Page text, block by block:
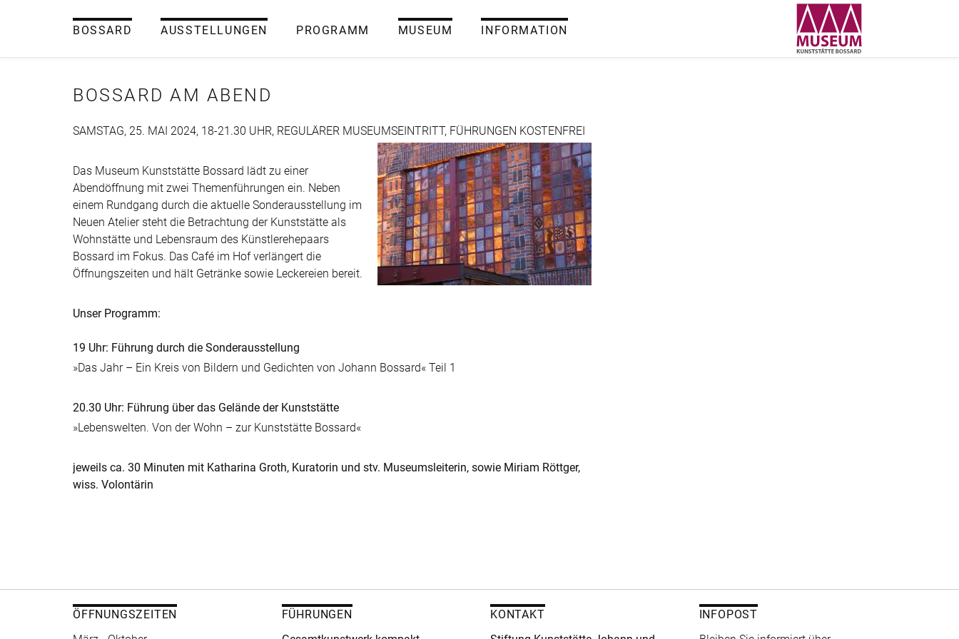
BOSSARD AUSSTELLUNGEN PROGRAMM MUSEUM INFORMATION
BOSSARD AM ABEND
SAMSTAG, 25. MAI 2024, 18-21.30 UHR, REGULÄRER MUSEUMSEINTRITT, FÜHRUNGEN KOSTENFREI
Das Museum Kunststätte Bossard lädt zu einer
Abendöffnung mit zwei Themenführungen ein. Neben
einem Rundgang durch die aktuelle Sonderausstellung im
Neuen Atelier steht die Betrachtung der Kunststätte als
Wohnstätte und Lebensraum des Künstlerehepaars
Bossard im Fokus. Das Café im Hof verlängert die
Öffnungszeiten und hält Getränke sowie Leckereien bereit.
Unser Programm:
19 Uhr: Führung durch die Sonderausstellung
»Das Jahr – Ein Kreis von Bildern und Gedichten von Johann Bossard« Teil 1
20.30 Uhr: Führung über das Gelände der Kunststätte
»Lebenswelten. Von der Wohn – zur Kunststätte Bossard«
jeweils ca. 30 Minuten mit Katharina Groth, Kuratorin und stv. Museumsleiterin, sowie Miriam Röttger,
wiss. Volontärin
ÖFFNUNGSZEITEN
FÜHRUNGEN
KONTAKT
INFOPOST